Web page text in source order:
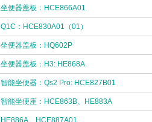
坐便器盖板：HCE866A01
Q1C：HCE830A01（01）
坐便器盖板：HQ602P
坐便器盖板：H3: HE868A
智能坐便器：Qs2 Pro: HCE827B01
智能坐便座：HCE863B、HE883A
HE886A、HCE887A01